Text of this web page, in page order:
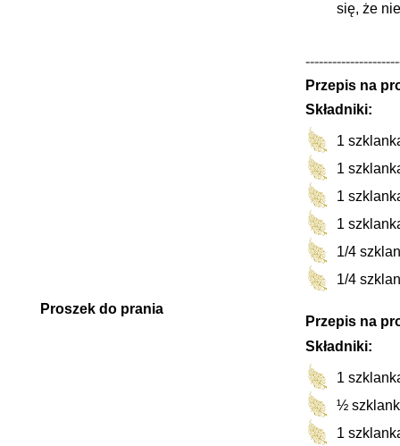
się, że
Proszek do prania
Przepis na
Składniki:
1
1
1
1
1/4
1/4
Przepis na
Składniki:
1
½
1